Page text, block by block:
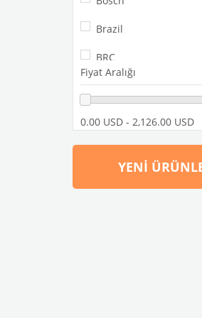
Brazil
BRC
Brosol
Carub
CB Performance
Fiyat Aralığı
0.00 USD - 2,126.00 USD
YENI